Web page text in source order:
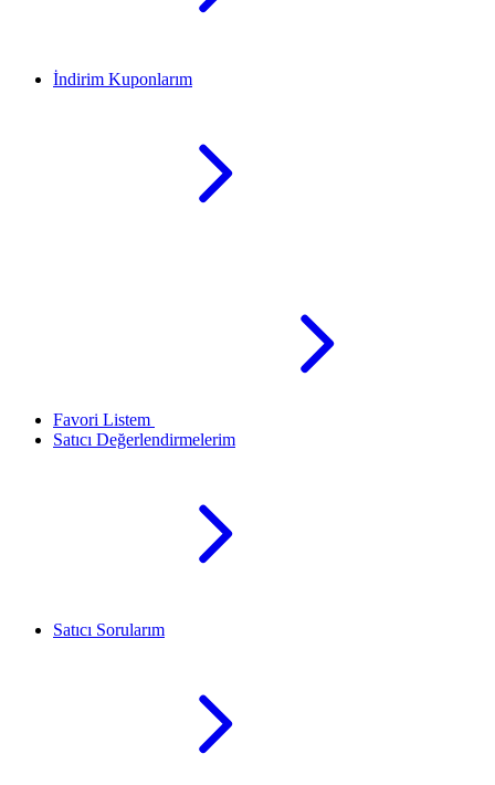
İndirim Kuponlarım
Favori Listem
Satıcı Değerlendirmelerim
Satıcı Sorularım